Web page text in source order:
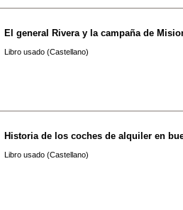
El general Rivera y la campaña de
Libro usado (Castellano)
Historia de los coches de alquiler en
Libro usado (Castellano)